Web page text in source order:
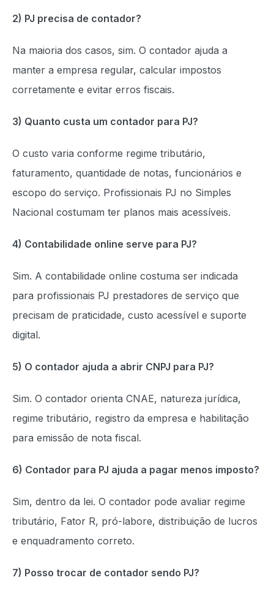
2) PJ precisa de contador?
Na maioria dos casos, sim. O contador ajuda a
manter a empresa regular, calcular impostos
corretamente e evitar erros fiscais.
3) Quanto custa um contador para PJ?
O custo varia conforme regime tributário,
faturamento, quantidade de notas, funcionários e
escopo do serviço. Profissionais PJ no Simples
Nacional costumam ter planos mais acessíveis.
4) Contabilidade online serve para PJ?
Sim. A contabilidade online costuma ser indicada
para profissionais PJ prestadores de serviço que
precisam de praticidade, custo acessível e suporte
digital.
5) O contador ajuda a abrir CNPJ para PJ?
Sim. O contador orienta CNAE, natureza jurídica,
regime tributário, registro da empresa e habilitação
para emissão de nota fiscal.
6) Contador para PJ ajuda a pagar menos imposto?
Sim, dentro da lei. O contador pode avaliar regime
tributário, Fator R, pró-labore, distribuição de lucros
e enquadramento correto.
7) Posso trocar de contador sendo PJ?